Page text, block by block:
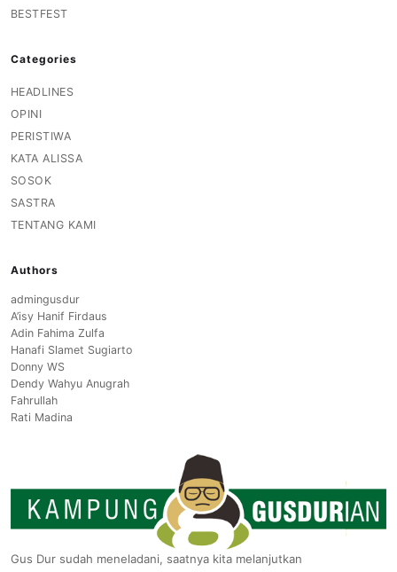
BESTFEST
Categories
HEADLINES
OPINI
PERISTIWA
KATA ALISSA
SOSOK
SASTRA
TENTANG KAMI
Authors
admingusdur
A’isy Hanif Firdaus
Adin Fahima Zulfa
Hanafi Slamet Sugiarto
Donny WS
Dendy Wahyu Anugrah
Fahrullah
Rati Madina
Gus Dur sudah meneladani, saatnya kita melanjutkan